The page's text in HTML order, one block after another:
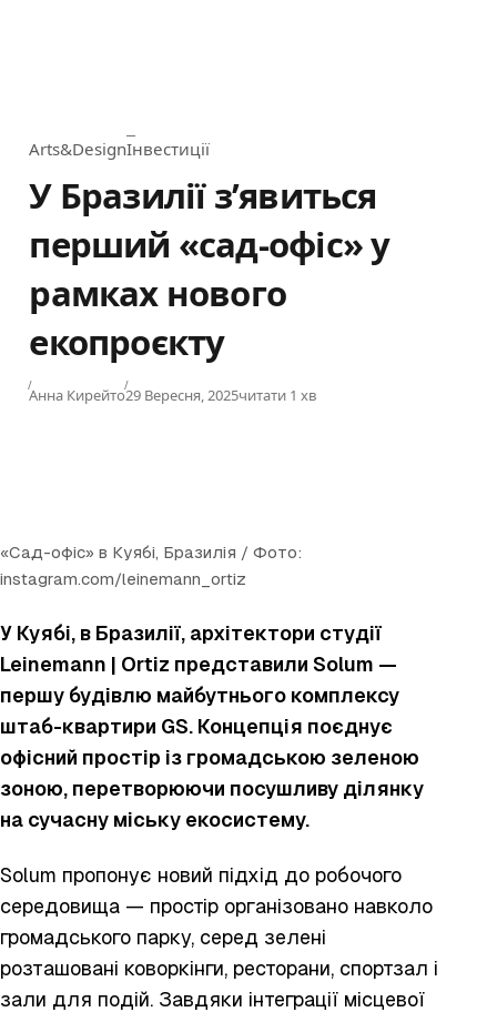
Category
Arts&DesignІнвестиції
У Бразилії з’явиться
перший «сад-офіс» у
рамках нового
екопроєкту
Анна КирейтоPublished
29 Вересня, 2025читати 1 хв
«Сад-офіс» в Куябі, Бразилія / Фото:
instagram.com/leinemann_ortiz
У Куябі, в Бразилії, архітектори студії
Leinemann | Ortiz представили Solum —
першу будівлю майбутнього комплексу
штаб-квартири GS. Концепція поєднує
офісний простір із громадською зеленою
зоною, перетворюючи посушливу ділянку
на сучасну міську екосистему.
Solum пропонує новий підхід до робочого
середовища — простір організовано навколо
громадського парку, серед зелені
розташовані коворкінги, ресторани, спортзал і
зали для подій. Завдяки інтеграції місцевої